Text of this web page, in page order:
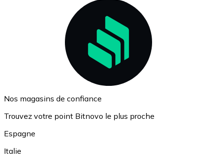
Nos magasins de confiance
Trouvez votre point Bitnovo le plus proche
Espagne
Italie